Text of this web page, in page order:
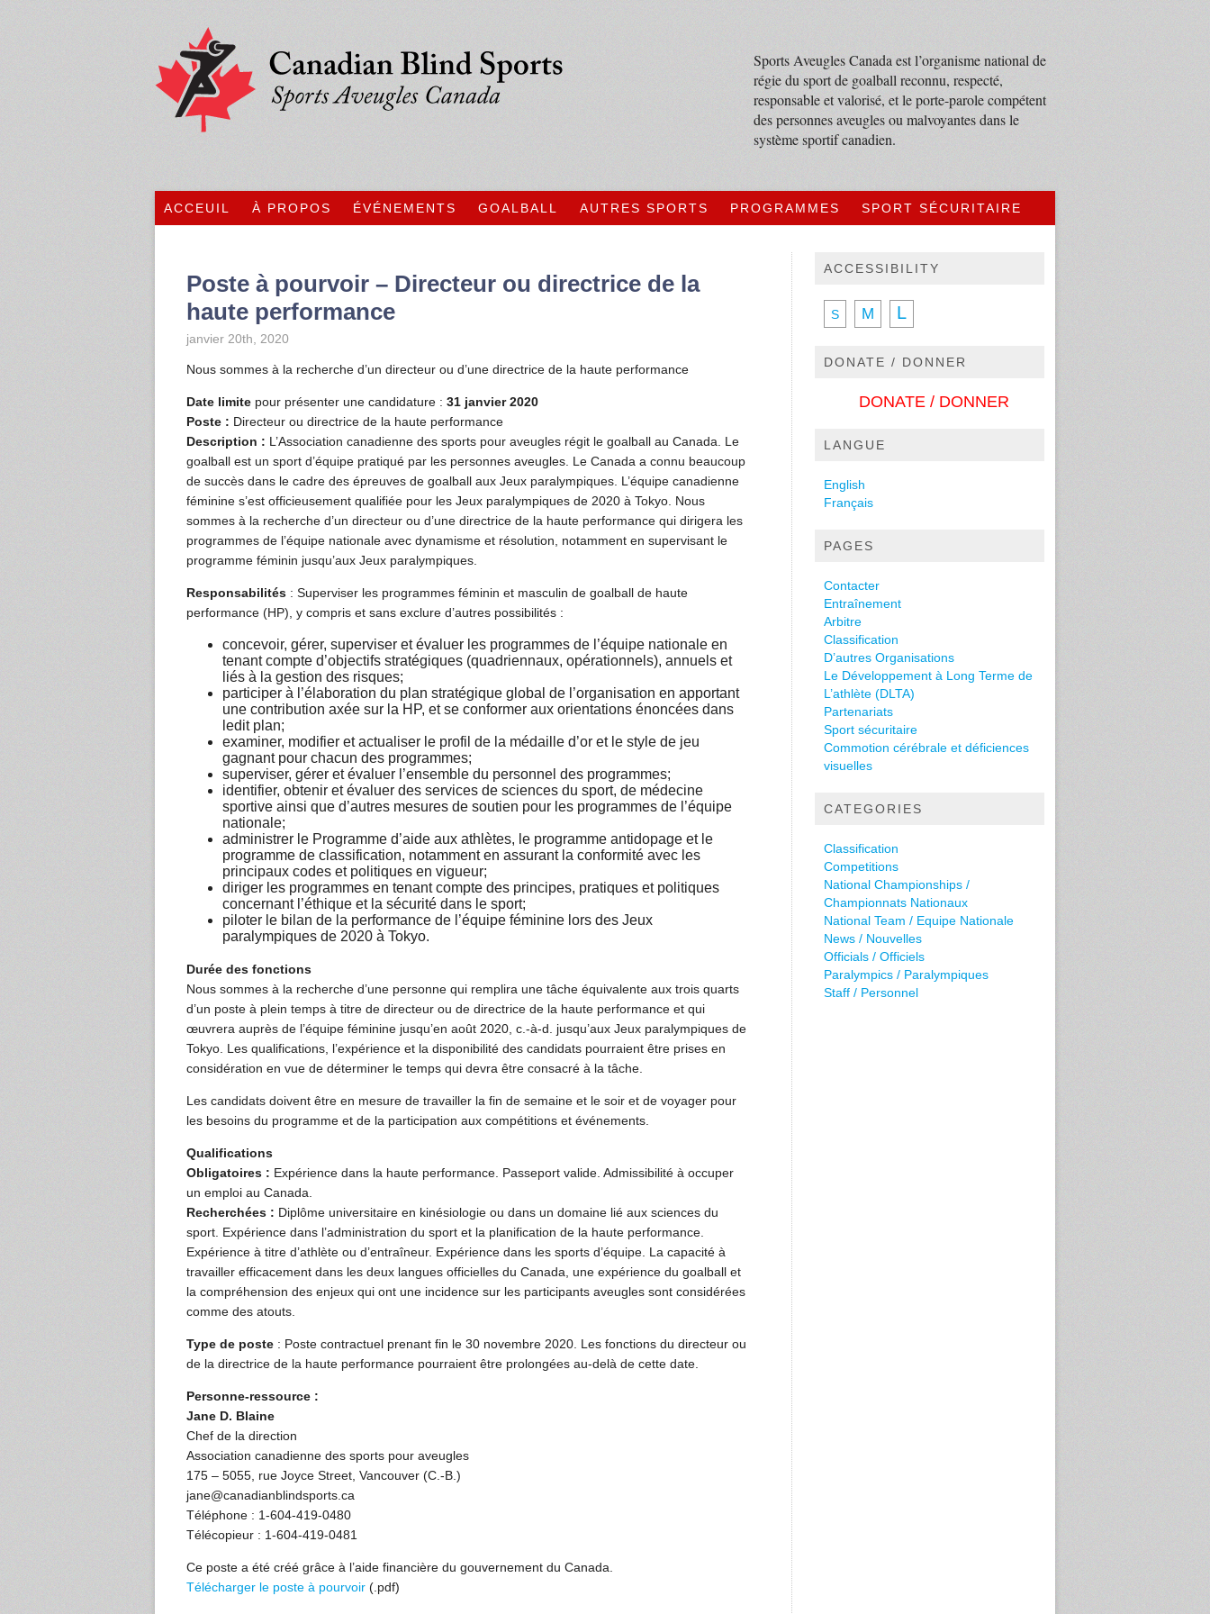
Sports Aveugles Canada est l’organisme national de
régie du sport de goalball reconnu, respecté,
responsable et valorisé, et le porte-parole compétent
des personnes aveugles ou malvoyantes dans le
système sportif canadien.
ACCEUIL À PROPOS ÉVÉNEMENTS GOALBALL AUTRES SPORTS PROGRAMMES SPORT SÉCURITAIRE
Poste à pourvoir – Directeur ou directrice de la
haute performance
janvier 20th, 2020
Nous sommes à la recherche d’un directeur ou d’une directrice de la haute performance
Date limite pour présenter une candidature : 31 janvier 2020
Poste : Directeur ou directrice de la haute performance
Description : L’Association canadienne des sports pour aveugles régit le goalball au Canada. Le
goalball est un sport d’équipe pratiqué par les personnes aveugles. Le Canada a connu beaucoup
de succès dans le cadre des épreuves de goalball aux Jeux paralympiques. L’équipe canadienne
féminine s’est officieusement qualifiée pour les Jeux paralympiques de 2020 à Tokyo. Nous
sommes à la recherche d’un directeur ou d’une directrice de la haute performance qui dirigera les
programmes de l’équipe nationale avec dynamisme et résolution, notamment en supervisant le
programme féminin jusqu’aux Jeux paralympiques.
Responsabilités : Superviser les programmes féminin et masculin de goalball de haute
performance (HP), y compris et sans exclure d’autres possibilités :
concevoir, gérer, superviser et évaluer les programmes de l’équipe nationale en
tenant compte d’objectifs stratégiques (quadriennaux, opérationnels), annuels et
liés à la gestion des risques;
participer à l’élaboration du plan stratégique global de l’organisation en apportant
une contribution axée sur la HP, et se conformer aux orientations énoncées dans
ledit plan;
examiner, modifier et actualiser le profil de la médaille d’or et le style de jeu
gagnant pour chacun des programmes;
superviser, gérer et évaluer l’ensemble du personnel des programmes;
identifier, obtenir et évaluer des services de sciences du sport, de médecine
sportive ainsi que d’autres mesures de soutien pour les programmes de l’équipe
nationale;
administrer le Programme d’aide aux athlètes, le programme antidopage et le
programme de classification, notamment en assurant la conformité avec les
principaux codes et politiques en vigueur;
diriger les programmes en tenant compte des principes, pratiques et politiques
concernant l’éthique et la sécurité dans le sport;
piloter le bilan de la performance de l’équipe féminine lors des Jeux
paralympiques de 2020 à Tokyo.
Durée des fonctions
Nous sommes à la recherche d’une personne qui remplira une tâche équivalente aux trois quarts
d’un poste à plein temps à titre de directeur ou de directrice de la haute performance et qui
œuvrera auprès de l’équipe féminine jusqu’en août 2020, c.-à-d. jusqu’aux Jeux paralympiques de
Tokyo. Les qualifications, l’expérience et la disponibilité des candidats pourraient être prises en
considération en vue de déterminer le temps qui devra être consacré à la tâche.
Les candidats doivent être en mesure de travailler la fin de semaine et le soir et de voyager pour
les besoins du programme et de la participation aux compétitions et événements.
Qualifications
Obligatoires : Expérience dans la haute performance. Passeport valide. Admissibilité à occuper
un emploi au Canada.
Recherchées : Diplôme universitaire en kinésiologie ou dans un domaine lié aux sciences du
sport. Expérience dans l’administration du sport et la planification de la haute performance.
Expérience à titre d’athlète ou d’entraîneur. Expérience dans les sports d’équipe. La capacité à
travailler efficacement dans les deux langues officielles du Canada, une expérience du goalball et
la compréhension des enjeux qui ont une incidence sur les participants aveugles sont considérées
comme des atouts.
Type de poste : Poste contractuel prenant fin le 30 novembre 2020. Les fonctions du directeur ou
de la directrice de la haute performance pourraient être prolongées au-delà de cette date.
Personne-ressource :
Jane D. Blaine
Chef de la direction
Association canadienne des sports pour aveugles
175 – 5055, rue Joyce Street, Vancouver (C.-B.)
jane@canadianblindsports.ca
Téléphone : 1-604-419-0480
Télécopieur : 1-604-419-0481
Ce poste a été créé grâce à l’aide financière du gouvernement du Canada.
Télécharger le poste à pourvoir (.pdf)
ACCESSIBILITY
S M L
DONATE / DONNER
DONATE / DONNER
LANGUE
English
Français
PAGES
Contacter
Entraînement
Arbitre
Classification
D’autres Organisations
Le Développement à Long Terme de
L’athlète (DLTA)
Partenariats
Sport sécuritaire
Commotion cérébrale et déficiences
visuelles
CATEGORIES
Classification
Competitions
National Championships /
Championnats Nationaux
National Team / Equipe Nationale
News / Nouvelles
Officials / Officiels
Paralympics / Paralympiques
Staff / Personnel